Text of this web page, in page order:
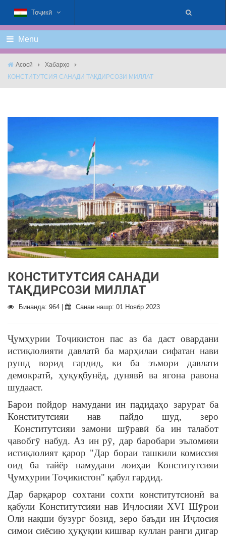
Тоҷикӣ
Menu
Асосӣ
Хабарҳо
КОНСТИТУТСИЯ САНАДИ ТАҚДИРСОЗИ МИЛЛАТ
КОНСТИТУТСИЯ САНАДИ
ТАҚДИРСОЗИ МИЛЛАТ
Бинанда: 964 | Санаи нашр: 01 Ноябр 2023
Ҷумҳурии Тоҷикистон пас аз ба даст овардани
истиқлолияти давлатӣ ба марҳилаи сифатан нави
рушд ворид гардид, ки ба эъмори давлати
демократӣ, ҳуқуқбунёд, дунявӣ ва ягона равона
шудааст.
Барои пойдор намудани ин падидаҳо зарурат ба
Конститутсияи нав пайдо шуд, зеро
Конститутсияи замони шӯравӣ ба ин талабот
ҷавобгӯ набуд. Аз ин рӯ, дар баробари эъломияи
истиқлолият қарор "Дар бораи ташкили комиссия
оид ба тайёр намудани лоиҳаи Конститутсияи
Ҷумҳурии Тоҷикистон" қабул гардид.
Дар барқарор сохтани сохти конститутсионӣ ва
қабули Конститутсияи нав Иҷлосияи XVI Шӯрои
Олӣ нақши бузург бозид, зеро баъди ин Иҷлосия
симои сиёсию ҳуқуқии кишвар куллан ранги дигар